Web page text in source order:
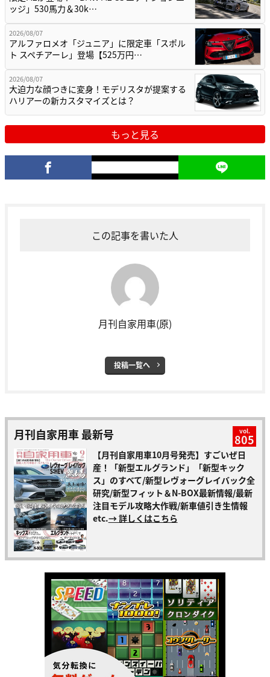
ッジ」530馬力＆30k…
2026/08/07
アルファロメオ「ジュニア」に限定車「スポル
ト スペチアーレ」登場【525万円…
2026/08/07
大迫力な顔つきに変身！モデリスタが提案する
ハリアーの新カスタマイズとは？
もっと見る
この記事を書いた人
月刊自家用車(原)
投稿一覧へ
月刊自家用車 最新号 vol.
805
【月刊自家用車10月号発売】すごいぜ日
産！「新型エルグランド」「新型キック
ス」のすべて/新型レヴォーグレイバック全
研究/新型フィット＆N-BOX最新情報/最新
注目モデル攻略大作戦/新車値引き生情報
etc.→ 詳しくはこちら